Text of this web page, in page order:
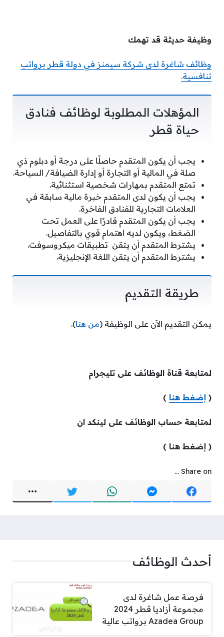
وظيفة حديثة قد تهمك
وظائف شاغرة لدى شركة سيمنز في دولة قطر برواتب
تنافسية.
المؤهلات المطلوبة لوظائف فنادق
حياة قطر
يجب أن يكون المتقدم حاصلًا على درجة أو دبلوم ذي
صلة في المالية أو التجارة أو إدارة الضيافة/ السياحة.
تمتع المتقدم بمهارات شخصية استثنائية.
يجب أن يكون لدى المتقدم خبرة مالية سابقة في
العلامات التجارية للفنادق الفاخرة.
يجب أن يكون المتقدم قادرًا على العمل تحت
الضغط، ويكون لديه اهتمام قوي بالتفاصيل.
يشترط المتقدم أن يتقن تطبيقات ميكروسوفت.
يشترط المتقدم أن يتقن اللغة الإنجليزية.
طريقة التقديم
يمكن التقديم الآن على الوظيفة (من هنا).
لمتابعة قناة الوظائف على تليجرام
( إضغط هنا )
لمتابعة حساب الوظائف على لينكد ان
( إضغط هنا )
Share on ...
أحدث الوظائف
فرصة عمل شاغرة لدى
مجموعة أزاديا قطر 2024
Azadea Group برواتب عالية